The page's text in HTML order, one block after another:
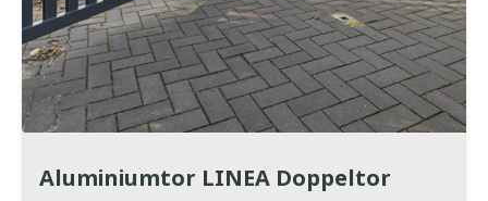
Aluminiumtor LINEA Doppeltor